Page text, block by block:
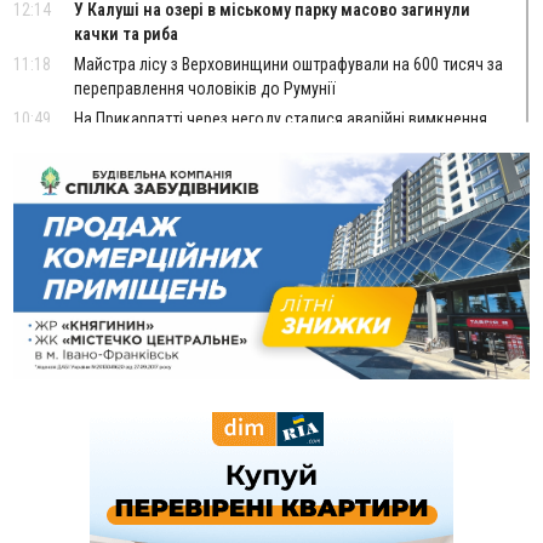
12:14
У Калуші на озері в міському парку масово загинули
качки та риба
11:18
Майстра лісу з Верховинщини оштрафували на 600 тисяч за
переправлення чоловіків до Румунії
10:49
На Прикарпатті через негоду сталися аварійні вимкнення
10:43
За змову на тендері для Долинської лікарні двох
підприємців оштрафували на 272 тисячі гривень
10:09
Яремчанський суд виніс вирок чоловіку, який у Буковелі
вкрав із супермаркету пляшку віскі за 8,5 тисяч
09:53
В урочищі біля Галича археологи відкопали давньоруську
вагову гирку XII–XIII століть
09:39
У Франківську медики провели серію складних операцій
на аорті
У Богородчанах на "зебрі" водій Audi наїхав на
хлопчика з велосипедом
Загальна площа всіх книгарень України - трохи більше ніж 6
футбольних полів